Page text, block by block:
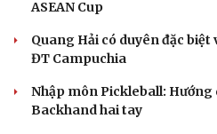
ASEAN Cup
Quang Hải có duyên đặc biệt
ĐT Campuchia
Nhập môn Pickleball: Hướng
Backhand hai tay